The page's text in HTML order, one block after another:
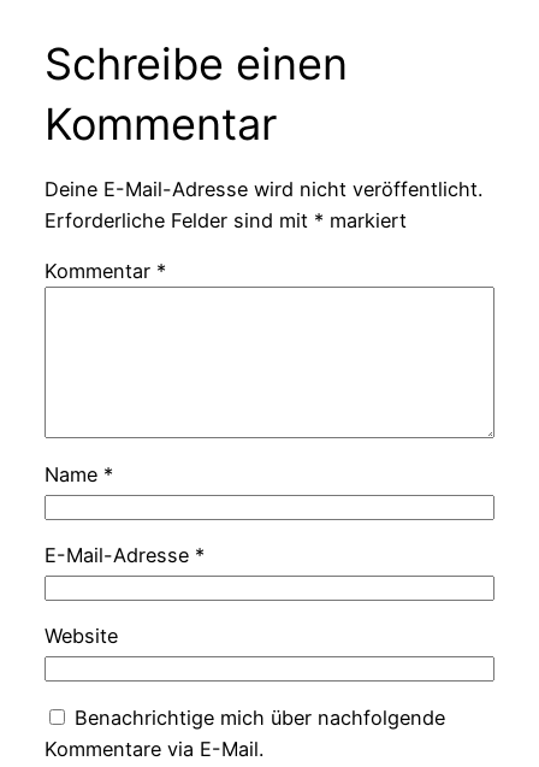
Schreibe einen
Kommentar
Deine E-Mail-Adresse wird nicht veröffentlicht.
Erforderliche Felder sind mit * markiert
Kommentar *
Name *
E-Mail-Adresse *
Website
Benachrichtige mich über nachfolgende
Kommentare via E-Mail.